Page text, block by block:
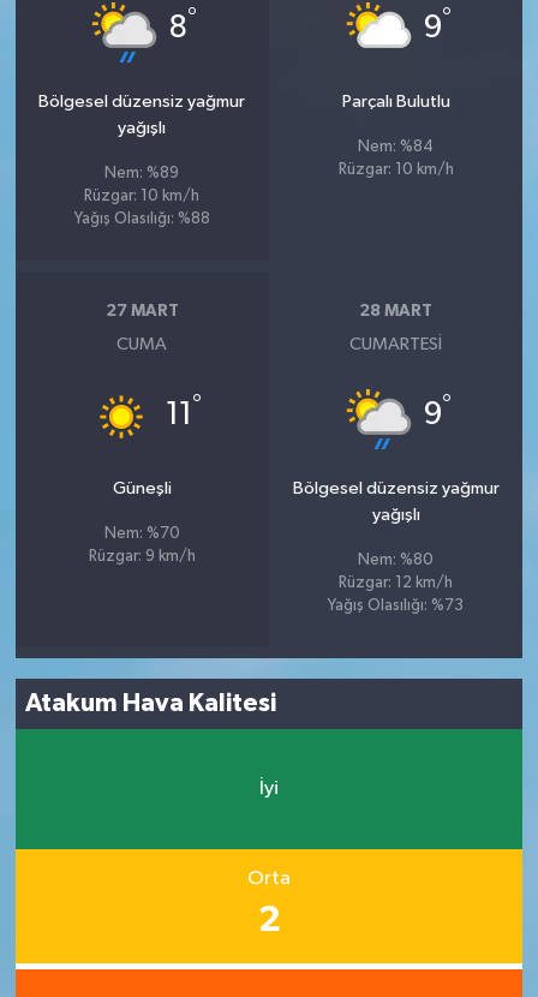
8°
Bölgesel düzensiz yağmur
yağışlı
Nem: %89
Rüzgar: 10 km/h
Yağış Olasılığı: %88
9°
Parçalı Bulutlu
Nem: %84
Rüzgar: 10 km/h
27 MART
CUMA
11 °
Güneşli
Nem: %70
Rüzgar: 9 km/h
28 MART
CUMARTESI
9°
Bölgesel düzensiz yağmur
yağışlı
Nem: %80
Rüzgar: 12 km/h
Yağış Olasılığı: %73
Atakum Hava Kalitesi
İyi
Orta
2